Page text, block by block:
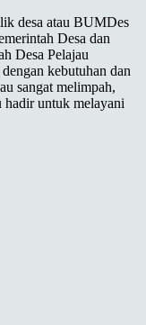
desa atau BUMDes
Desa dan
Desa Pelajau
kebutuhan dan
sangat melimpah,
untuk melayani